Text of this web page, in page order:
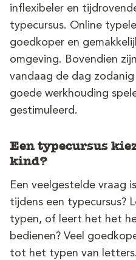
inflexibeler en
typecursus. Online
goedkoper en
omgeving. Bovendien
vandaag de dag
goede werkhouding
gestimuleerd.
Een typecursus
kind?
Een veelgestelde vraag
tijdens een typecursus?
typen, of leert het het
bedienen? Veel
tot het typen van